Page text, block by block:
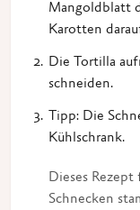
Mangoldblatt
Karotten
Die Tortilla
schneiden.
Tipp: Die
Kühlschrank.
Dieses Rezept
Schnecken